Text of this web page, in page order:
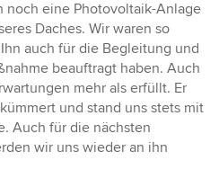
noch eine Photovoltaik-Anlage
Daches. Wir waren so
auch für die Begleitung und
beauftragt haben. Auch
mehr als erfüllt. Er
und stand uns stets mit
Auch für die nächsten
wir uns wieder an ihn